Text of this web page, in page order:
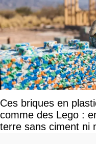
Ces briques en
comme des Lego :
terre sans ciment ni